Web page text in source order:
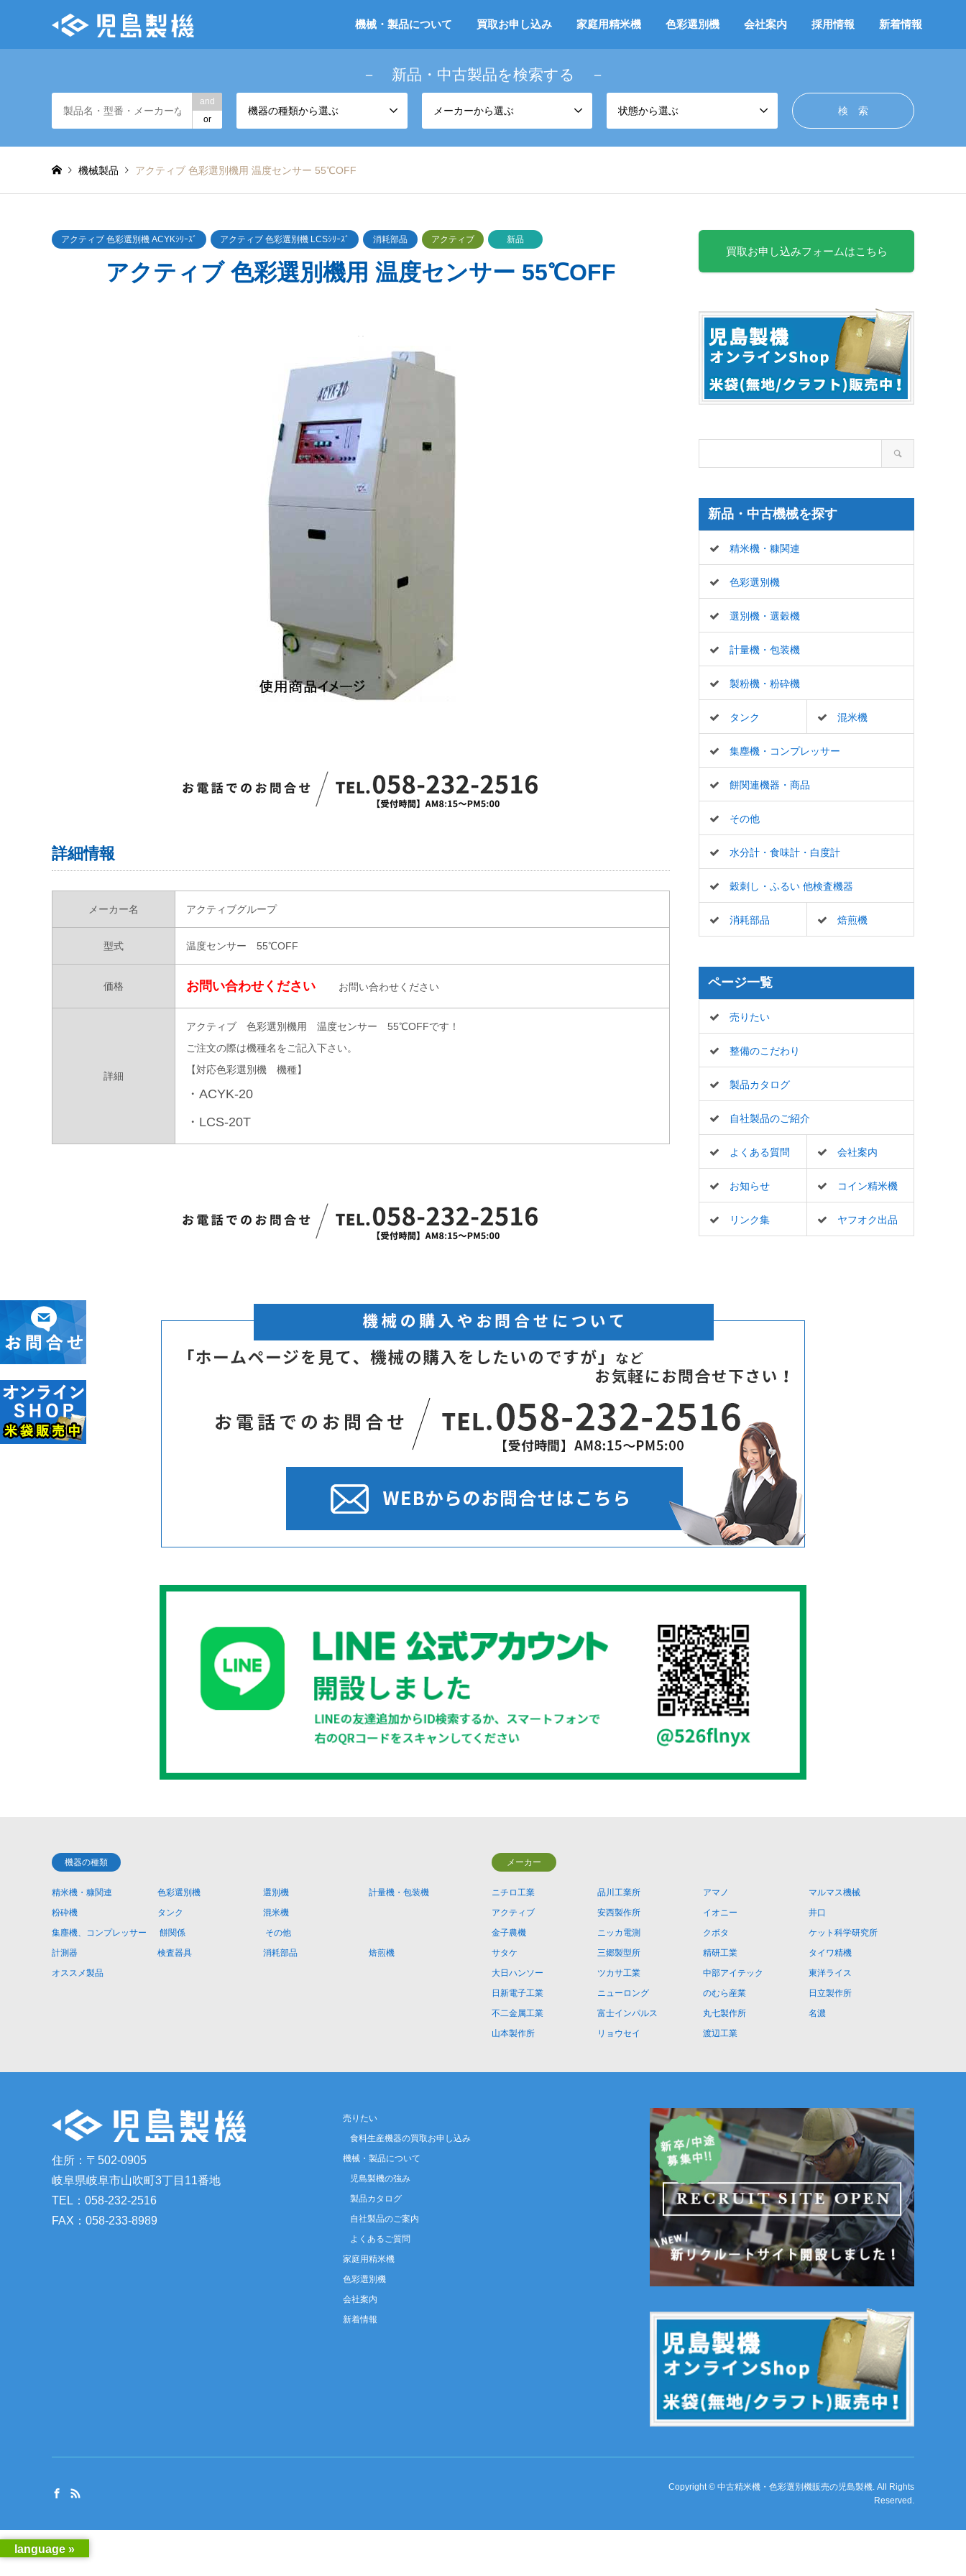
機械・製品について 買取お申し込み 家庭用精米機 色彩選別機 会社案内 採用情報 新着情報
－ 新品・中古製品を検索する －
and
or
機器の種類から選ぶ メーカーから選ぶ 状態から選ぶ
機械製品 アクティブ 色彩選別機用 温度センサー 55℃OFF
アクティブ 色彩選別機 ACYKｼﾘｰｽﾞ アクティブ 色彩選別機 LCSｼﾘｰｽﾞ 消耗部品 アクティブ 新品
アクティブ 色彩選別機用 温度センサー 55℃OFF
詳細情報
メーカー名 アクティブグループ
型式 温度センサー 55℃OFF
価格 お問い合わせください お問い合わせください
詳細
アクティブ 色彩選別機用 温度センサー 55℃OFFです！
ご注文の際は機種名をご記入下さい。
【対応色彩選別機 機種】
・ACYK-20
・LCS-20T
買取お申し込みフォームはこちら
新品・中古機械を探す
精米機・糠関連
色彩選別機
選別機・選穀機
計量機・包装機
製粉機・粉砕機
タンク 混米機
集塵機・コンプレッサー
餅関連機器・商品
その他
水分計・食味計・白度計
穀刺し・ふるい 他検査機器
消耗部品 焙煎機
ページ一覧
売りたい
整備のこだわり
製品カタログ
自社製品のご紹介
よくある質問 会社案内
お知らせ コイン精米機
リンク集 ヤフオク出品
機器の種類
精米機・糠関連 色彩選別機 選別機
計量機・包装機
粉砕機
タンク
混米機
集塵機、コンプレッサー
餅関係
その他
計測器
検査器具 消耗部品
焙煎機
オススメ製品
メーカー
ニチロ工業 品川工業所 アマノ
マルマス機械
アクティブ
安西製作所 イオニー
井口
金子農機
ニッカ電測 クボタ
ケット科学研究所
サタケ
三郷製型所 精研工業
タイワ精機
大日ハンソー
ツカサ工業 中部アイテック
東洋ライス
日新電子工業
ニューロング のむら産業
日立製作所
不二金属工業
富士インパルス 丸七製作所
名濃
山本製作所
リョウセイ 渡辺工業
住所：〒502-0905
岐阜県岐阜市山吹町3丁目11番地
TEL：058-232-2516
FAX：058-233-8989
売りたい
食料生産機器の買取お申し込み
機械・製品について
児島製機の強み
製品カタログ
自社製品のご案内
よくあるご質問
家庭用精米機
色彩選別機
会社案内
新着情報
Copyright © 中古精米機・色彩選別機販売の児島製機 . All Rights
Reserved.
language »